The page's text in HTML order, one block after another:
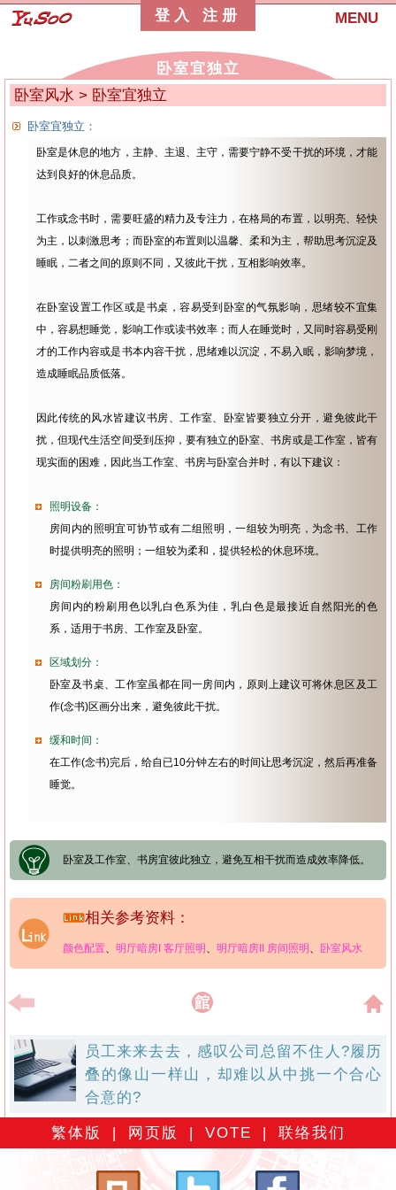
MENU
登入 注册
卧室宜独立
卧室风水 > 卧室宜独立
卧室宜独立：
卧室是休息的地方，主静、主退、主守，需要宁静不受干扰的环境，才能
达到良好的休息品质。
工作或念书时，需要旺盛的精力及专注力，在格局的布置，以明亮、轻快
为主，以刺激思考；而卧室的布置则以温馨、柔和为主，帮助思考沉淀及
睡眠，二者之间的原则不同，又彼此干扰，互相影响效率。
在卧室设置工作区或是书桌，容易受到卧室的气氛影响，思绪较不宜集
中，容易想睡觉，影响工作或读书效率；而人在睡觉时，又同时容易受刚
才的工作内容或是书本内容干扰，思绪难以沉淀，不易入眠，影响梦境，
造成睡眠品质低落。
因此传统的风水皆建议书房、工作室、卧室皆要独立分开，避免彼此干
扰，但现代生活空间受到压抑，要有独立的卧室、书房或是工作室，皆有
现实面的困难，因此当工作室、书房与卧室合并时，有以下建议：
照明设备：
房间内的照明宜可协节或有二组照明，一组较为明亮，为念书、工作
时提供明亮的照明；一组较为柔和，提供轻松的休息环境。
房间粉刷用色：
房间内的粉刷用色以乳白色系为佳，乳白色是最接近自然阳光的色
系，适用于书房、工作室及卧室。
区域划分：
卧室及书桌、工作室虽都在同一房间内，原则上建议可将休息区及工
作(念书)区画分出来，避免彼此干扰。
缓和时间：
在工作(念书)完后，给自已10分钟左右的时间让思考沉淀，然后再准备
睡觉。
卧室及工作室、书房宜彼此独立，避免互相干扰而造成效率降低。
相关参考资料：
颜色配置、 明厅暗房I 客厅照明 、 明厅暗房II 房间照明 、 卧室风水
员工来来去去，感叹公司总留不住人?履历
叠的像山一样山，却难以从中挑一个合心
合意的?
繁体版
| 网页版 | VOTE | 联络我们